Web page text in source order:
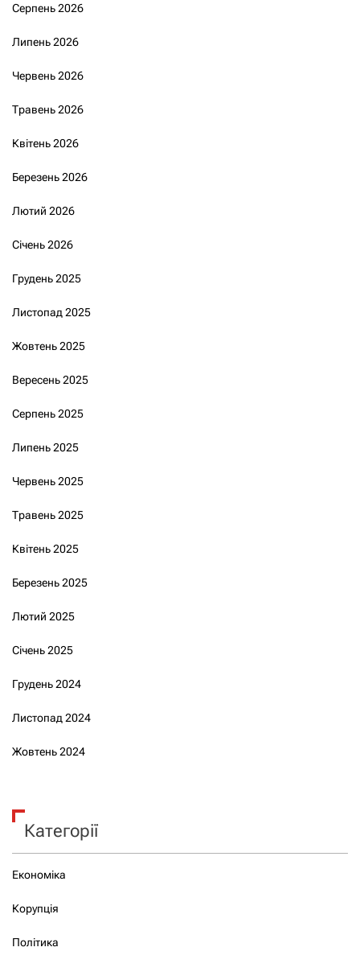
Серпень 2026
Липень 2026
Червень 2026
Травень 2026
Квітень 2026
Березень 2026
Лютий 2026
Січень 2026
Грудень 2025
Листопад 2025
Жовтень 2025
Вересень 2025
Серпень 2025
Липень 2025
Червень 2025
Травень 2025
Квітень 2025
Березень 2025
Лютий 2025
Січень 2025
Грудень 2024
Листопад 2024
Жовтень 2024
Категорії
Економіка
Корупція
Політика